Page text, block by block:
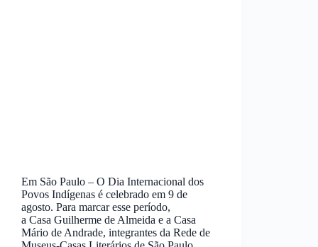
Em São Paulo – O Dia Internacional dos
Povos Indígenas é celebrado em 9 de
agosto. Para marcar esse período,
a Casa Guilherme de Almeida e a Casa
Mário de Andrade, integrantes da Rede de